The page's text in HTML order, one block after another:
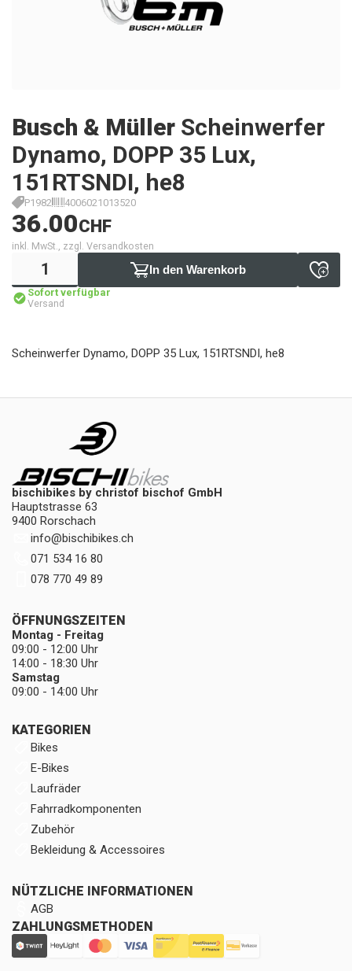
Busch & Müller Scheinwerfer
Dynamo, DOPP 35 Lux,
151RTSNDI, he8
P1982 4006021013520
36.00CHF
inkl. MwSt., zzgl. Versandkosten
In den Warenkorb
Sofort verfügbar
Versand
Scheinwerfer Dynamo, DOPP 35 Lux, 151RTSNDI, he8
bischibikes by christof bischof GmbH
Hauptstrasse 63
9400 Rorschach
info@bischibikes.ch
071 534 16 80
078 770 49 89
KATEGORIEN
Bikes
E-Bikes
Laufräder
Fahrradkomponenten
Zubehör
Bekleidung & Accessoires
NÜTZLICHE INFORMATIONEN
AGB
ZAHLUNGSMETHODEN
ÖFFNUNGSZEITEN
Montag - Freitag
09:00 - 12:00 Uhr
14:00 - 18:30 Uhr
Samstag
09:00 - 14:00 Uhr